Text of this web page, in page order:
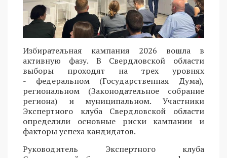
Избирательная кампания 2026 вошла в
активную фазу. В Свердловской области
выборы проходят на трех уровнях
- федеральном (Государственная Дума),
региональном (Законодательное собрание
региона) и муниципальном. Участники
Экспертного клуба Свердловской области
определили основные риски кампании и
факторы успеха кандидатов.
Руководитель Экспертного клуба